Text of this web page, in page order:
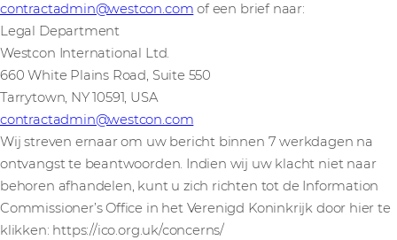
contractadmin@westcon.com of een brief naar:
Legal Department
Westcon International Ltd.
660 White Plains Road, Suite 550
Tarrytown, NY 10591, USA
contractadmin@westcon.com
Wij streven ernaar om uw bericht binnen 7 werkdagen na
ontvangst te beantwoorden. Indien wij uw klacht niet naar
behoren afhandelen, kunt u zich richten tot de Information
Commissioner’s Office in het Verenigd Koninkrijk door hier te
klikken: https://ico.org.uk/concerns/